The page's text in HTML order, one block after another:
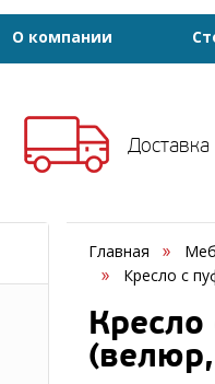
О компании
Доставка
Главная
Кресло с